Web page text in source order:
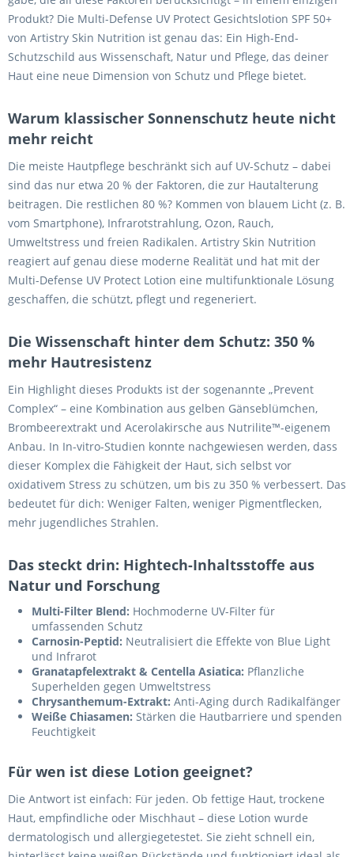
Produkt? Die Multi-Defense UV Protect Gesichtslotion SPF 50+
von Artistry Skin Nutrition ist genau das: Ein High-End-
Schutzschild aus Wissenschaft, Natur und Pflege, das deiner
Haut eine neue Dimension von Schutz und Pflege bietet.
Warum klassischer Sonnenschutz heute nicht
mehr reicht
Die meiste Hautpflege beschränkt sich auf UV-Schutz – dabei
sind das nur etwa 20 % der Faktoren, die zur Hautalterung
beitragen. Die restlichen 80 %? Kommen von blauem Licht (z. B.
vom Smartphone), Infrarotstrahlung, Ozon, Rauch,
Umweltstress und freien Radikalen. Artistry Skin Nutrition
reagiert auf genau diese moderne Realität und hat mit der
Multi-Defense UV Protect Lotion eine multifunktionale Lösung
geschaffen, die schützt, pflegt und regeneriert.
Die Wissenschaft hinter dem Schutz: 350 %
mehr Hautresistenz
Ein Highlight dieses Produkts ist der sogenannte „Prevent
Complex“ – eine Kombination aus gelben Gänseblümchen,
Brombeerextrakt und Acerolakirsche aus Nutrilite™-eigenem
Anbau. In In-vitro-Studien konnte nachgewiesen werden, dass
dieser Komplex die Fähigkeit der Haut, sich selbst vor
oxidativem Stress zu schützen, um bis zu 350 % verbessert. Das
bedeutet für dich: Weniger Falten, weniger Pigmentflecken,
mehr jugendliches Strahlen.
Das steckt drin: Hightech-Inhaltsstoffe aus
Natur und Forschung
Multi-Filter Blend: Hochmoderne UV-Filter für
umfassenden Schutz
Carnosin-Peptid: Neutralisiert die Effekte von Blue Light
und Infrarot
Granatapfelextrakt & Centella Asiatica: Pflanzliche
Superhelden gegen Umweltstress
Chrysanthemum-Extrakt: Anti-Aging durch Radikalfänger
Weiße Chiasamen: Stärken die Hautbarriere und spenden
Feuchtigkeit
Für wen ist diese Lotion geeignet?
Die Antwort ist einfach: Für jeden. Ob fettige Haut, trockene
Haut, empfindliche oder Mischhaut – diese Lotion wurde
dermatologisch und allergiegetestet. Sie zieht schnell ein,